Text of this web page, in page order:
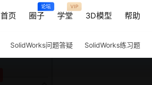
首页 圈子
论坛
学堂
VIP
3D模型 帮助
SolidWorks问题答疑 SolidWorks练习题